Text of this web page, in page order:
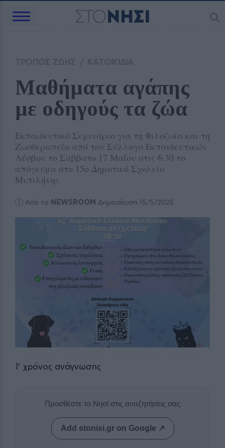
Μαθήματα αγάπης
με οδηγούς τα ζώα
Εκπαιδευτικό Σεμινάριο για τη Φιλοζωία και τη
Ζωοθεραπεία από τον Σύλλογο Εκπαιδευτικών
Λέσβου το Σάββατο 17 Μαΐου στις 6.30 το
απόγευμα στο 15ο Δημοτικό Σχολείο
Μυτιλήνης
Από το NEWSROOM Δημοσίευση 15/5/2025
1' χρόνος ανάγνωσης
Προσθέστε το Νησί στις αναζητήσεις σας
Add stonisi.gr on Google ↗